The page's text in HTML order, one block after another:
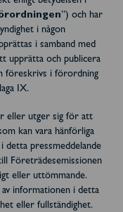
”) och har
i någon
i samband med
upprätta och publicera
föreskrivs i förordning
IX.
eller utger sig för att
kan vara hänförliga
detta pressmeddelande
Företrädesemissionen
eller uttömmande.
av informationen i detta
eller fullständighet.